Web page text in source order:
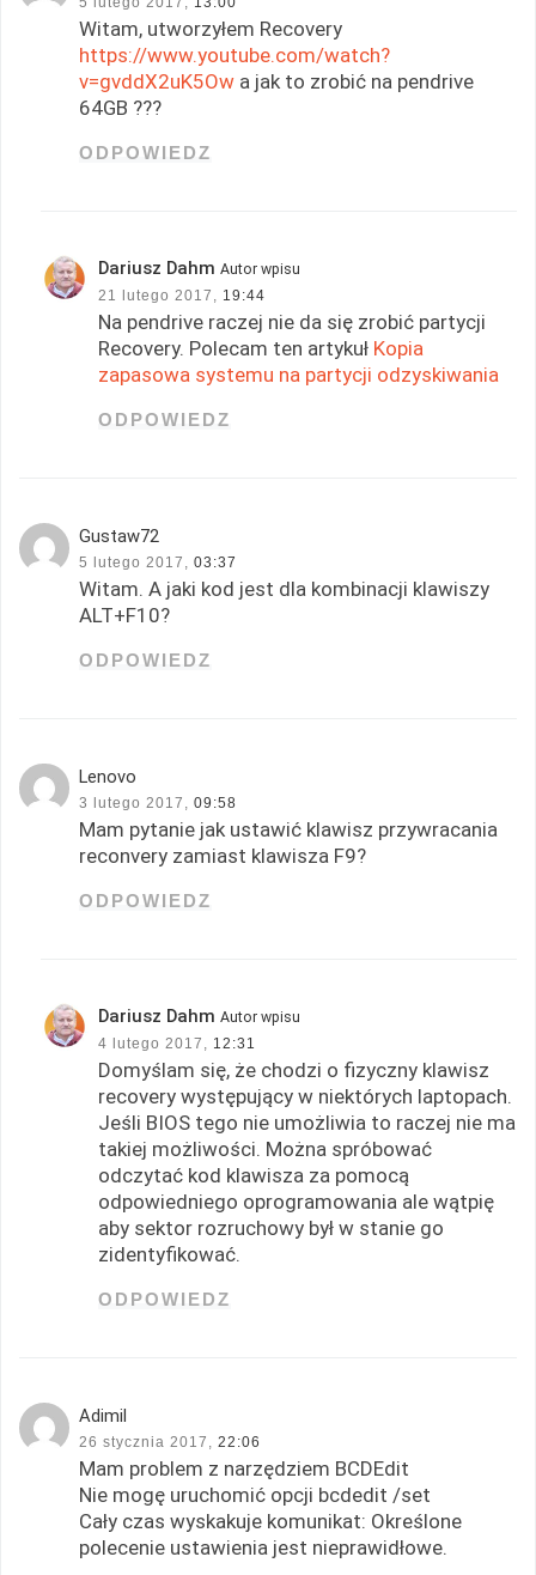
Witam, utworzyłem Recovery
https://www.youtube.com/watch?
v=gvddX2uK5Owa jak to zrobić na pendrive
64GB ???
ODPOWIEDZ
Dariusz Dahm Autor wpisu
21 lutego 2017, 19:44
Na pendrive raczej nie da się zrobić partycji
Recovery. Polecam ten artykuł Kopia
zapasowa systemu na partycji odzyskiwania
ODPOWIEDZ
Gustaw72
5 lutego 2017, 03:37
Witam. A jaki kod jest dla kombinacji klawiszy
ALT+F10?
ODPOWIEDZ
Lenovo
3 lutego 2017, 09:58
Mam pytanie jak ustawić klawisz przywracania
reconvery zamiast klawisza F9?
ODPOWIEDZ
Dariusz Dahm Autor wpisu
4 lutego 2017, 12:31
Domyślam się, że chodzi o fizyczny klawisz
recovery występujący w niektórych laptopach.
Jeśli BIOS tego nie umożliwia to raczej nie ma
takiej możliwości. Można spróbować
odczytać kod klawisza za pomocą
odpowiedniego oprogramowania ale wątpię
aby sektor rozruchowy był w stanie go
zidentyfikować.
ODPOWIEDZ
Adimil
26 stycznia 2017, 22:06
Mam problem z narzędziem BCDEdit
Nie mogę uruchomić opcji bcdedit /set
Cały czas wyskakuje komunikat: Określone
polecenie ustawienia jest nieprawidłowe.